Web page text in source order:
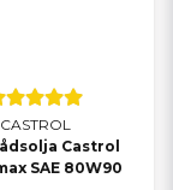
CASTROL
Castrol
SAE 80W90